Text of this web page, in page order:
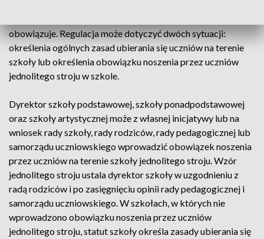
obowiązuje. Regulacja może dotyczyć dwóch sytuacji:
określenia ogólnych zasad ubierania się uczniów na terenie
szkoły lub określenia obowiązku noszenia przez uczniów
jednolitego stroju w szkole.
Dyrektor szkoły podstawowej, szkoły ponadpodstawowej
oraz szkoły artystycznej może z własnej inicjatywy lub na
wniosek rady szkoły, rady rodziców, rady pedagogicznej lub
samorządu uczniowskiego wprowadzić obowiązek noszenia
przez uczniów na terenie szkoły jednolitego stroju. Wzór
jednolitego stroju ustala dyrektor szkoły w uzgodnieniu z
radą rodziców i po zasięgnięciu opinii rady pedagogicznej i
samorządu uczniowskiego. W szkołach, w których nie
wprowadzono obowiązku noszenia przez uczniów
jednolitego stroju, statut szkoły określa zasady ubierania się